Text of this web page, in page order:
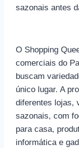
sazonais antes
O Shopping
comerciais do
buscam
único lugar. A
diferentes lojas,
sazonais, com
para casa,
informática e